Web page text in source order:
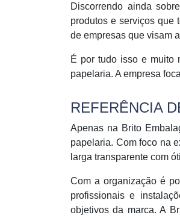
Discorrendo ainda sobre
produtos e serviços que
de empresas que visam
É por tudo isso e muito
papelaria. A empresa
REFERÊNCIA
Apenas na Brito
papelaria. Com foco na
larga transparente com
Com a organização é
profissionais e
objetivos da marca. A